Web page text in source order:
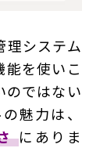
理システム
を使いこ
のではない
魅力は、
にありま